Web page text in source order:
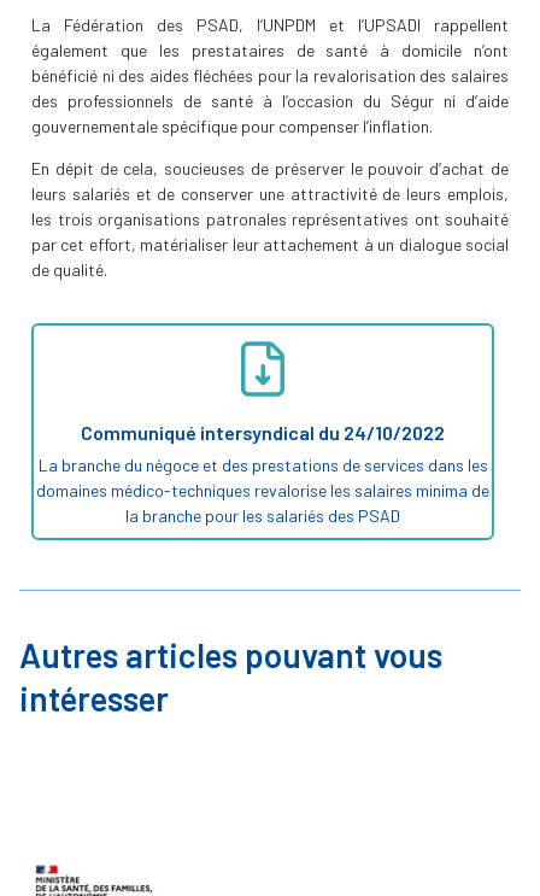
La Fédération des PSAD, l’UNPDM et l’UPSADI rappellent
également que les prestataires de santé à domicile n’ont
bénéficié ni des aides fléchées pour la revalorisation des salaires
des professionnels de santé à l’occasion du Ségur ni d’aide
gouvernementale spécifique pour compenser l’inflation.
En dépit de cela, soucieuses de préserver le pouvoir d’achat de
leurs salariés et de conserver une attractivité de leurs emplois,
les trois organisations patronales représentatives ont souhaité
par cet effort, matérialiser leur attachement à un dialogue social
de qualité.
Communiqué intersyndical du 24/10/2022
La branche du négoce et des prestations de services dans les
domaines médico-techniques revalorise les salaires minima de
la branche pour les salariés des PSAD
Autres articles pouvant vous
intéresser